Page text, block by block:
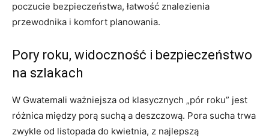
poczucie bezpieczeństwa, łatwość znalezienia
przewodnika i komfort planowania.
Pory roku, widoczność i bezpieczeństwo
na szlakach
W Gwatemali ważniejsza od klasycznych „pór roku” jest
różnica między porą suchą a deszczową. Pora sucha trwa
zwykle od listopada do kwietnia, z najlepszą